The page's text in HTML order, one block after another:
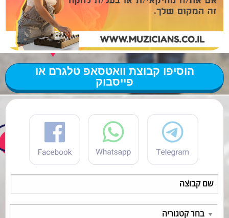
הוסיפו קבוצת וואטסאפ טלגרם או
פייסבוק